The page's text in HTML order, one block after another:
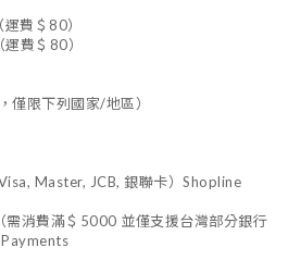
費＄80）
費＄80）
僅限下列國家/地區）
Master, JCB, 銀聯卡）Shopline
需消費滿＄5000 並僅支援台灣部分銀行